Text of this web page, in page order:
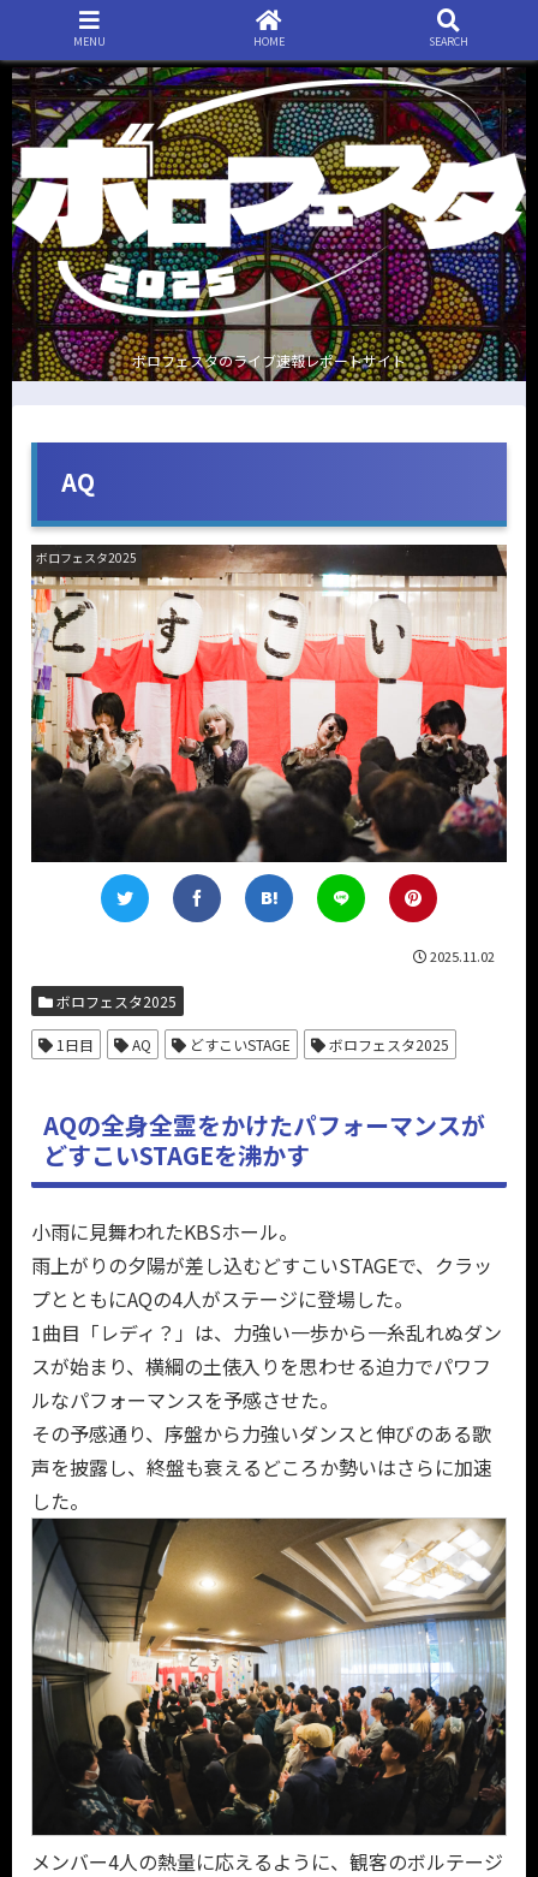
ボロフェスタのライブ速報レポートサイト
AQ
ボロフェスタ2025
2025.11.02
ボロフェスタ2025
1日目 AQ どすこいSTAGE ボロフェスタ2025
AQの全身全霊をかけたパフォーマンスが
どすこいSTAGEを沸かす
小雨に見舞われたKBSホール。
雨上がりの夕陽が差し込むどすこいSTAGEで、クラッ
プとともにAQの4人がステージに登場した。
1曲目「レディ？」は、力強い一歩から一糸乱れぬダン
スが始まり、横綱の土俵入りを思わせる迫力でパワフ
ルなパフォーマンスを予感させた。
その予感通り、序盤から力強いダンスと伸びのある歌
声を披露し、終盤も衰えるどころか勢いはさらに加速
した。
メンバー4人の熱量に応えるように、観客のボルテージ
MENU HOME SEARCH